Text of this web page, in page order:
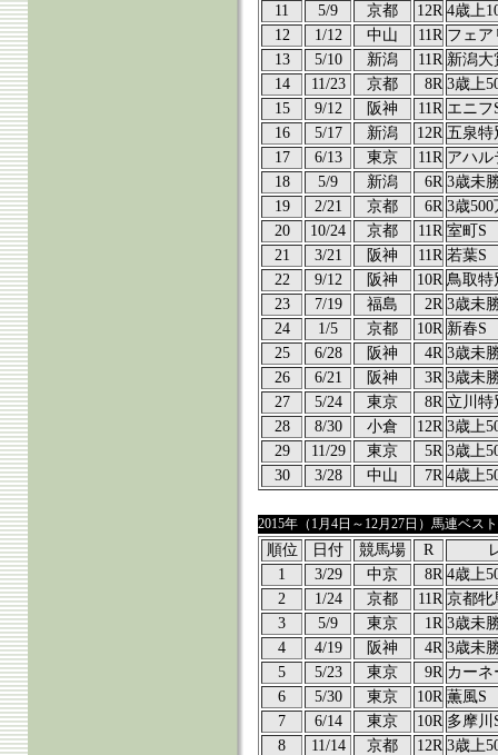
11
5/9 京都 12R 4歳上
12
1/12 中山 11R フェア
13
5/10 新潟 11R 新潟大
14
11/23 京都 8R 3歳上
15
9/12 阪神 11R エニフ
16
5/17 新潟 12R 五泉特
17
6/13 東京 11R アハル
18
5/9 新潟 6R 3歳未
19
2/21 京都 6R 3歳500
20
10/24 京都 11R 室町S
21
3/21 阪神 11R 若葉S
22
9/12 阪神 10R 鳥取特
23
7/19 福島 2R 3歳未
24
1/5 京都 10R 新春S
25
6/28 阪神 4R 3歳未
26
6/21 阪神 3R 3歳未
27
5/24 東京 8R 立川特
28
8/30 小倉 12R 3歳上
29
11/29 東京 5R 3歳上
30
3/28 中山 7R 4歳上
2015年（1月4日～12月27日）馬連ベス
順位 日付 競馬場 R
1
3/29 中京 8R 4歳上
2
1/24 京都 11R 京都牝
3
5/9 東京 1R 3歳未
4
4/19 阪神 4R 3歳未
5
5/23 東京 9R カーネ
6
5/30 東京 10R 薫風S
7
6/14 東京 10R 多摩川
8
11/14 京都 12R 3歳上